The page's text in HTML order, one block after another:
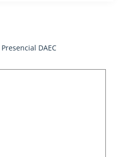
DAEC